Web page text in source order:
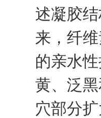
述凝胶
来，纤
的亲水
黄、泛
穴部分